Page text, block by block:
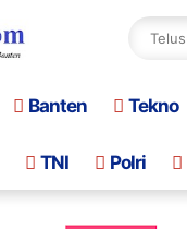
Banten Tekno
TNI Polri